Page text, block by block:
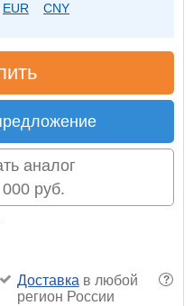
EUR CNY
аналог
руб.
?
Доставка в любой
регион России